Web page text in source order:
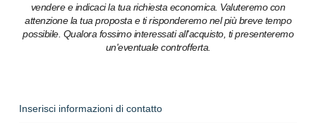
vendere e indicaci la tua richiesta economica. Valuteremo con
attenzione la tua proposta e ti risponderemo nel più breve tempo
possibile. Qualora fossimo interessati all'acquisto, ti presenteremo
un'eventuale controfferta.
Inserisci informazioni di contatto